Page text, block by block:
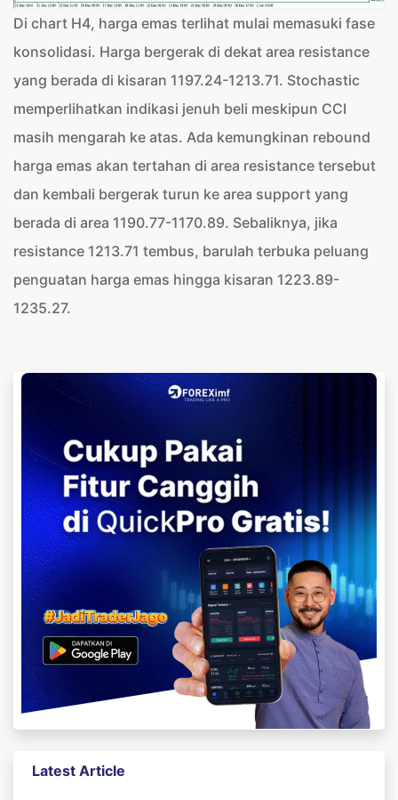
Di chart H4, harga emas terlihat mulai memasuki fase
konsolidasi. Harga bergerak di dekat area resistance
yang berada di kisaran 1197.24-1213.71. Stochastic
memperlihatkan indikasi jenuh beli meskipun CCI
masih mengarah ke atas. Ada kemungkinan rebound
harga emas akan tertahan di area resistance tersebut
dan kembali bergerak turun ke area support yang
berada di area 1190.77-1170.89. Sebaliknya, jika
resistance 1213.71 tembus, barulah terbuka peluang
penguatan harga emas hingga kisaran 1223.89-
1235.27.
Latest Article